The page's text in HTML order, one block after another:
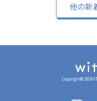
他の新
Copyright© 2024